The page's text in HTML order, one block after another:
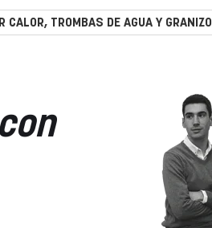
TROMBAS DE AGUA Y GRANIZO